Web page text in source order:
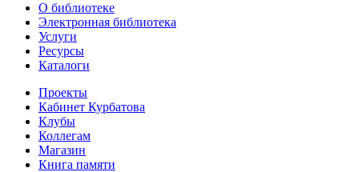
О библиотеке
Электронная библиотека
Услуги
Ресурсы
Каталоги
Проекты
Кабинет Курбатова
Клубы
Коллегам
Магазин
Книга памяти